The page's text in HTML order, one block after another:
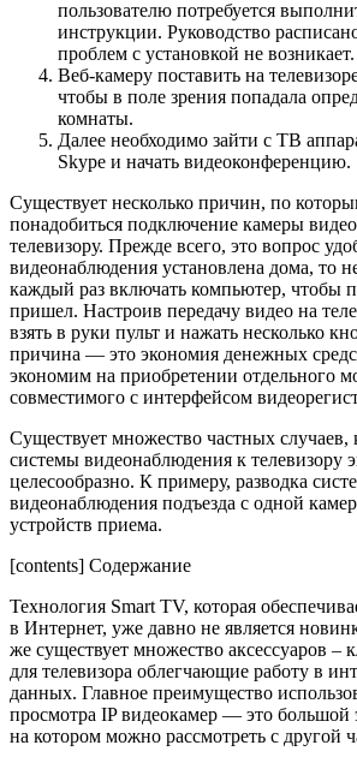
пользователю потребуется
инструкции. Руководство
проблем с установкой не возникает.
Веб-камеру поставить на
чтобы в поле зрения попадала
комнаты.
Далее необходимо зайти с ТВ
Skype и начать видеоконференцию.
Существует несколько причин, по
понадобиться подключение камеры
телевизору. Прежде всего, это вопрос
видеонаблюдения установлена дома, то
каждый раз включать компьютер, чтобы
пришел. Настроив передачу видео на
взять в руки пульт и нажать несколько
причина — это экономия денежных
экономим на приобретении отдельного
совместимого с интерфейсом
Существует множество частных случаев,
системы видеонаблюдения к телевизору
целесообразно. К примеру, разводка
видеонаблюдения подъезда с одной
устройств приема.
[contents] Содержание
Технология Smart TV, которая
в Интернет, уже давно не является
же существует множество аксессуаров
для телевизора облегчающие работу в
данных. Главное преимущество
просмотра IP видеокамер — это большой
на котором можно рассмотреть с другой